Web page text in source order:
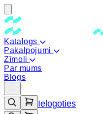
Katalogs
Pakalpojumi
Zīmoli
Par mums
Blogs
Ielogoties